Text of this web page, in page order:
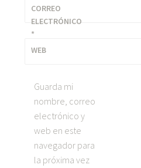
CORREO
ELECTRÓNICO
*
WEB
Guarda mi
nombre, correo
electrónico y
web en este
navegador para
la próxima vez